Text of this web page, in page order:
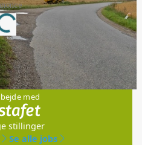
med
stillinger
Se alle jobs